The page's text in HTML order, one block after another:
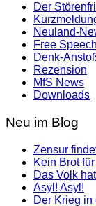
Der
Neuland-
Free Speech
Denk-
Rezension
MfS News
Downloads
Neu im Blog
Zensur
Kein Brot
Das Volk
Asyl! Asyl!
Der Krieg in